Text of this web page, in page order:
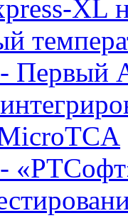
XL
Первый
-